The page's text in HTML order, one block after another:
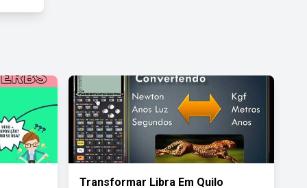
Transformar Libra Em Quilo